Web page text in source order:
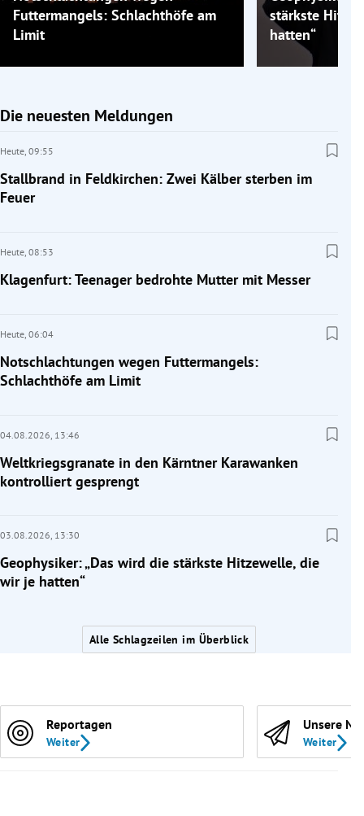
Futtermangels: Schlachthöfe am
Limit
stärkste
hatten“
Die neuesten Meldungen
Heute, 09:55
Stallbrand in Feldkirchen: Zwei Kälber sterben im
Feuer
Heute, 08:53
Klagenfurt: Teenager bedrohte Mutter mit Messer
Heute, 06:04
Notschlachtungen wegen Futtermangels:
Schlachthöfe am Limit
04.08.2026, 13:46
Weltkriegsgranate in den Kärntner Karawanken
kontrolliert gesprengt
03.08.2026, 13:30
Geophysiker: „Das wird die stärkste Hitzewelle, die
wir je hatten“
Alle Schlagzeilen im Überblick
Reportagen
Weiter
Unsere
Weiter